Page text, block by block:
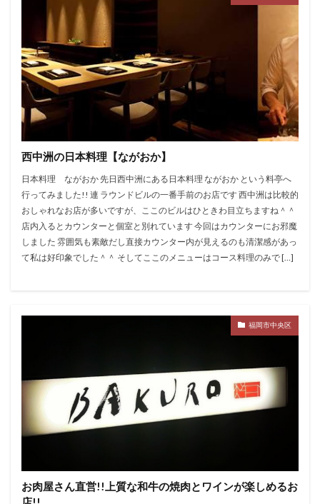
西中洲の日本料理【ながおか】
日本料理 ながおか 先日西中洲にある日本料理 ながおか という料亭へ
行ってみました!! 連 ラウンドビルの一番手前のお店です 西中洲は比較的
おしゃれなお店が多いですが、ここのビルはひときわ目立ちますね＾＾
店内入るとカウンターと個室と別れています 今回はカウンターにお邪魔
しました 雰囲気も素敵だし直接カウンター内が見えるのも清潔感があっ
て私は好印象でした＾＾ そしてここのメニューはコース料理のみで […]
福岡市中央区
お肉屋さん直営!!上質な和牛の焼肉とワインが楽しめるお